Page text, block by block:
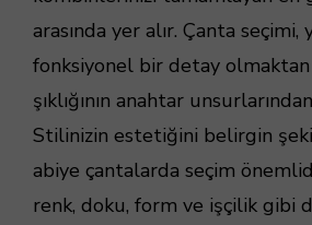
arasında yer alır. Çanta seçimi,
fonksiyonel bir detay olmaktan
şıklığının anahtar
Stilinizin estetiğini belirgin
abiye çantalarda seçim
renk, doku, form ve işçilik gibi